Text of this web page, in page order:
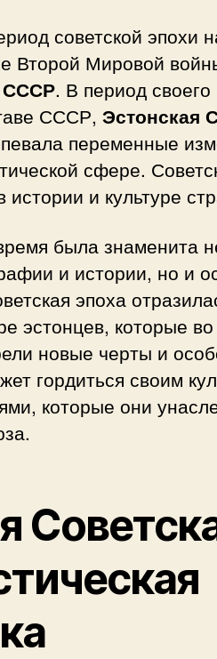
советской эпохи
Второй Мировой
СССР. В период своего
СССР, Эстонская
переменные
сфере.
истории и культуре
была знаменита
и истории, но и
эпоха
эстонцев, которые
новые черты и
гордиться своим
которые они